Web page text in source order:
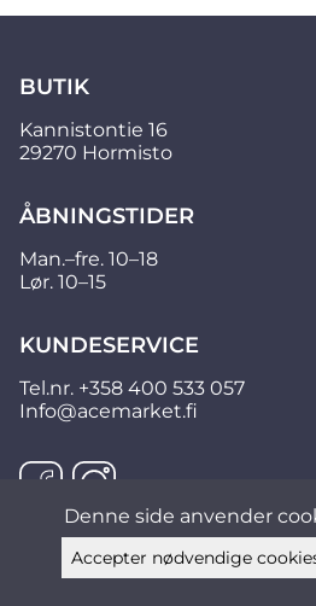
BUTIK
Kannistontie 16
29270 Hormisto
ÅBNINGSTIDER
Man.–fre. 10–18
Lør. 10–15
KUNDESERVICE
Tel.nr. +358 400 533 057
Info@acemarket.fi
Denne side anvender
Accepter nødvendige